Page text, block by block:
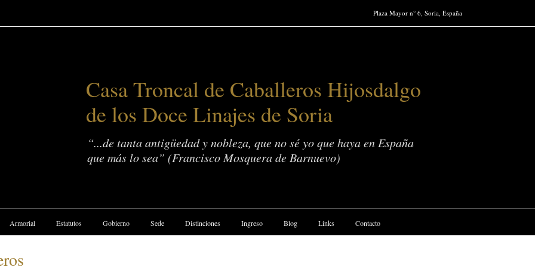
Plaza Mayor n° 6, Soria, España
Casa Troncal de Caballeros Hijosdalgo
de los Doce Linajes de Soria
“...de tanta antigüedad y nobleza, que no sé yo que haya en España
que más lo sea” (Francisco Mosquera de Barnuevo)
Armorial Estatutos Gobierno Sede Distinciones Ingreso Blog Links Contacto